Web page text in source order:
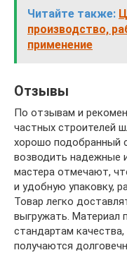
Читайте также:
производство,
применение
Отзывы
По отзывам и
частных строителей
хорошо подобранный
возводить надежные
мастера отмечают,
и удобную упаковку,
Товар легко
выгружать. Материал
стандартам
получаются